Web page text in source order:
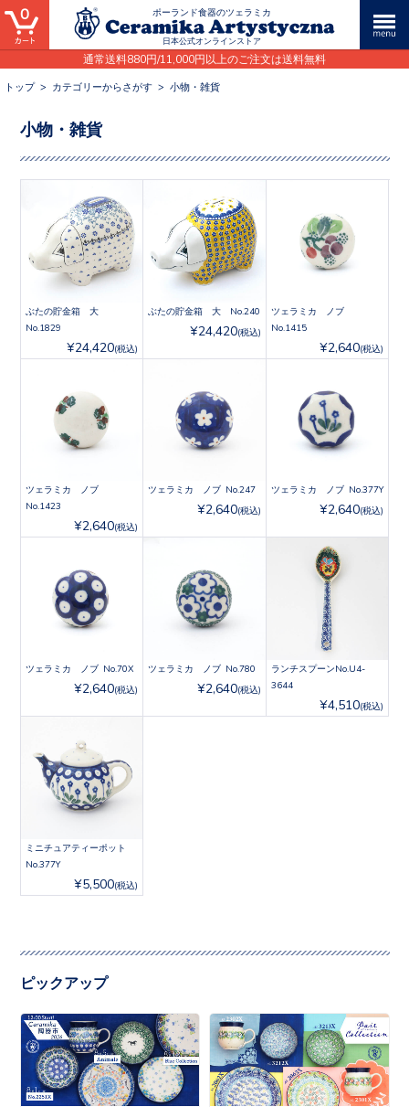
ポーランド食器のツェラミカ
日本公式オンラインストア
通常送料880円/11,000円以上のご注文は送料無料
0
トップ> カテゴリーからさがす > 小物・雑貨
小物・雑貨
ぶたの貯金箱 大
No.1829
¥24,420(税込)
ぶたの貯金箱 大 No.240
¥24,420(税込)
ツェラミカ ノブ
No.1415
¥2,640(税込)
ツェラミカ ノブ
No.1423
¥2,640(税込)
ツェラミカ ノブ No.247
¥2,640(税込)
ツェラミカ ノブ No.377Y
¥2,640(税込)
ツェラミカ ノブ No.70X
¥2,640(税込)
ツェラミカ ノブ No.780
¥2,640(税込)
ランチスプーンNo.U4-
3644
¥4,510(税込)
ミニチュアティーポット
No.377Y
¥5,500(税込)
ピックアップ